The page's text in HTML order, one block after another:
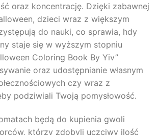
oraz koncentrację. Dzięki zabawnej
dzieci wraz z większym
do nauki, co sprawia, hdy
staje się w wyższym stopniu
Coloring Book By Yiv”
oraz udostępnianie własnym
czy wraz z
podziwiali Twoją pomysłowość.
będą do kupienia gwoli
którzy zdobyli uczciwy ilość